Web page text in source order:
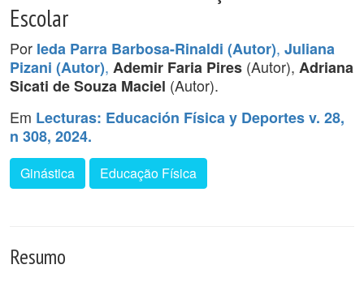
Escolar
Por Ieda Parra Barbosa-Rinaldi (Autor), Juliana
Pizani (Autor), Ademir Faria Pires (Autor), Adriana
Sicati de Souza Maciel (Autor).
Em Lecturas: Educación Física y Deportes v. 28,
n 308, 2024.
Ginástica Educação Física
Resumo